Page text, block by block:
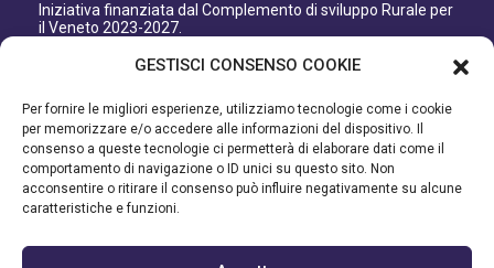
GESTISCI CONSENSO COOKIE
Per fornire le migliori esperienze, utilizziamo tecnologie come i cookie
per memorizzare e/o accedere alle informazioni del dispositivo. Il
consenso a queste tecnologie ci permetterà di elaborare dati come il
comportamento di navigazione o ID unici su questo sito. Non
acconsentire o ritirare il consenso può influire negativamente su alcune
caratteristiche e funzioni.
Iniziativa finanziata dal Complemento di sviluppo Rurale per
il Veneto 2023-2027.
Organismo responsabile dell’informazione: GAL Patavino
Autorità di Gestione regionale: Regione del Veneto –
Direzione AdG FEASR Bonifica e Irrigazione.
Iniziativa finanziata dal Programma di Sviluppo Rurale per il
Veneto 2014-2022.
Organismo responsabile dell’informazione: GAL Patavino.